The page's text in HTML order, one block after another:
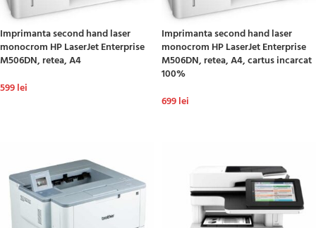
Imprimanta second hand laser
monocrom HP LaserJet Enterprise
M506DN, retea, A4
599lei
Imprimanta second hand laser
monocrom HP LaserJet Enterprise
M506DN, retea, A4, cartus incarcat
100%
699lei